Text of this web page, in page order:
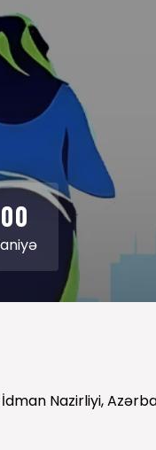
00
Nazirliyi,